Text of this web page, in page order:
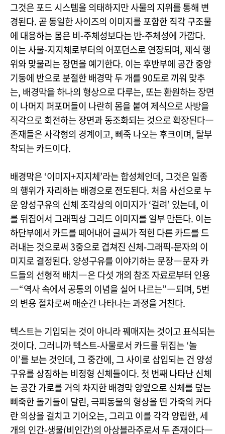
그것은 포드 시스템을 의태하지만 사물의 지위를 통해 변
경된다. 곧 동일한 사이즈의 이미지를 포함한 직각 구조물
에 대응하는 몸은 비-주체성보다는 반-주체성에 가깝다.
이는 사물-지지체로부터의 어포던스로 연장되며, 제식 행
위와 맞물리는 장면을 예기한다. 이는 후반부에 공간 중앙
기둥에 반으로 분절한 배경막 두 개를 90도로 끼워 맞추
는, 배경막을 하나의 형상으로 다루는, 또는 환원하는 장면
이 나머지 퍼포머들이 나란히 몸을 붙여 제식으로 사방을
직각으로 회전하는 장면과 동조화되는 것으로 확장된다―
존재들은 사각형의 경계이고, 삐죽 나오는 후크이며, 탈부
착되는 카드이다.
배경막은 ‘이미지+지지체’라는 합성체인데, 그것은 일종
의 행위가 자리하는 배경으로 전도된다. 처음 사선으로 누
운 양성구유의 신체 조각상의 이미지가 ‘걸려’ 있는데, 이
를 뒤집어서 그래픽상 그리드 이미지를 일부 만든다. 이는
하단부에서 카드를 떼어내어 글씨가 적힌 다른 카드를 드
러내는 것으로써 3중으로 겹쳐진 신체-그래픽-문자의 이
미지로 결정된다. 양성구유를 이야기하는 문장―문자 카
드들의 선형적 배치―은 다섯 개의 참조 자료로부터 인용
―“역사 속에서 공통의 이념을 실어 나르는”―되며, 5번
의 변용 절차로써 매순간 나타나는 과정을 거친다.
텍스트는 기입되는 것이 아니라 꿰매지는 것이고 표식되는
것이다. 그러니까 텍스트-사물로서 카드를 뒤집는 ‘놀
이’를 보는 것인데, 그 중간에, 그 사이로 삽입되는 건 양성
구유를 상징하는 비정형 신체들이다. 첫 번째 나타난 신체
는 공간 가로를 거의 차지한 배경막 양옆으로 신체를 덮는
삐죽한 돌기들이 달린, 극피동물의 형상을 띤 가죽의 커다
란 의상을 걸치고 기어오는, 그리고 이를 각각 양립한, 세
개의 인간-생물(비인간)의 아상블라주로서 두 존재이다―